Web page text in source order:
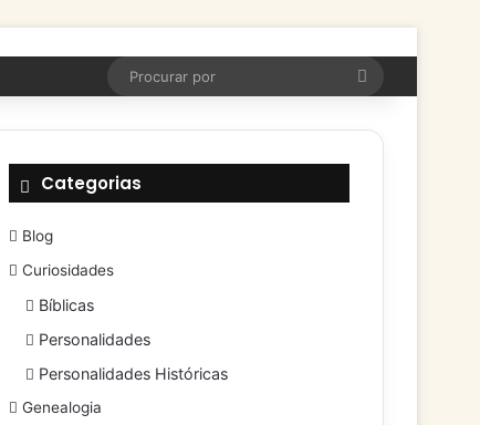
Categorias
Blog
Curiosidades
Bíblicas
Personalidades
Personalidades Históricas
Genealogia